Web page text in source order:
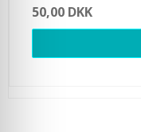
50,00 DKK